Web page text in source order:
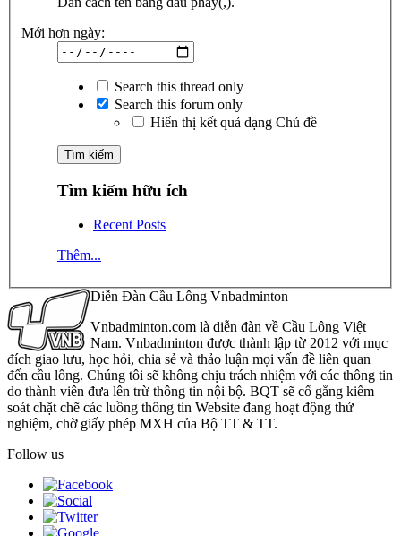
Mới hơn ngày:
Search this thread only
Search this forum only
Hiển thị kết quả dạng Chủ đề
Tìm kiếm hữu ích
Recent Posts
Thêm...
Diễn Đàn Cầu Lông Vnbadminton
Vnbadminton.com là diễn đàn về Cầu Lông Việt
Nam. Vnbadminton được thành lập từ 2012 với mục
đích giao lưu, học hỏi, chia sẻ và thảo luận mọi vấn đề liên quan
đến cầu lông. Chúng tôi sẽ không chịu trách nhiệm với các thông tin
do thành viên đưa lên trừ thông tin nội bộ. BQT sẽ cố gắng kiểm
soát chặt chẽ các luồng thông tin Website đang hoạt động thử
nghiệm, chờ giấy phép MXH của Bộ TT & TT.
Follow us